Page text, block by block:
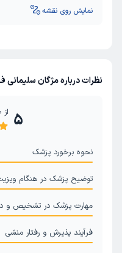
نمایش روی نقشه
نظرات درباره مژگان سلیمانی
5 از
نحوه برخورد پزشک
توضیح پزشک در هنگام
مهارت پزشک در تشخیص و
فرآیند پذیرش و رفتار منشی